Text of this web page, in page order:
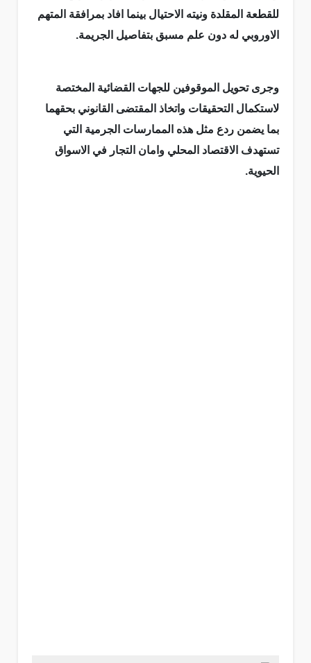
للقطعة المقلدة ونيته الاحتيال بينما افاد بمرافقة المتهم
الاوروبي له دون علم مسبق بتفاصيل الجريمة.
وجرى تحويل الموقوفين للجهات القضائية المختصة
لاستكمال التحقيقات واتخاذ المقتضى القانوني بحقهما
بما يضمن ردع مثل هذه الممارسات الجرمية التي
تستهدف الاقتصاد المحلي وامان التجار في الاسواق
الحيوية.